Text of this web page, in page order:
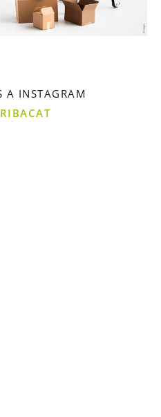
A INSTAGRAM